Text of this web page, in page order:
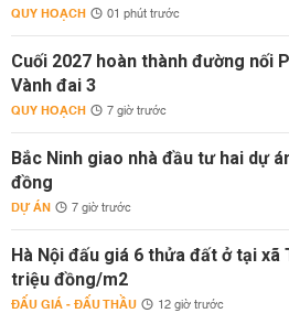
QUY HOẠCH 01 phút trước
Cuối 2027 hoàn thành đường nối
Vành đai 3
QUY HOẠCH 7 giờ trước
Bắc Ninh giao nhà đầu tư hai dự
đồng
DỰ ÁN 7 giờ trước
Hà Nội đấu giá 6 thửa đất ở tại
triệu đồng/m2
ĐẤU GIÁ - ĐẤU THẦU 12 giờ trước